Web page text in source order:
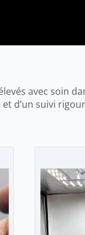
avec
d’un suivi